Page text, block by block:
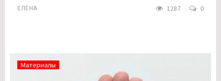
ЕЛЕНА 1287 0
Материалы